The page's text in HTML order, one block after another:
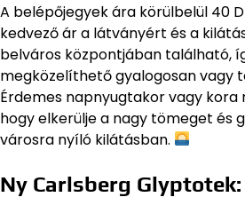
A belépőjegyek ára körülbelül 40
kedvező ár a látványért és a
belváros központjában található,
megközelíthető gyalogosan vagy
Érdemes napnyugtakor vagy kora
hogy elkerülje a nagy tömeget és
városra nyíló kilátásban.
Ny Carlsberg